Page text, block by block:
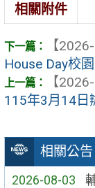
相關公告
2026-08-03
相關附件
【
House Day校
【
115年3月14日